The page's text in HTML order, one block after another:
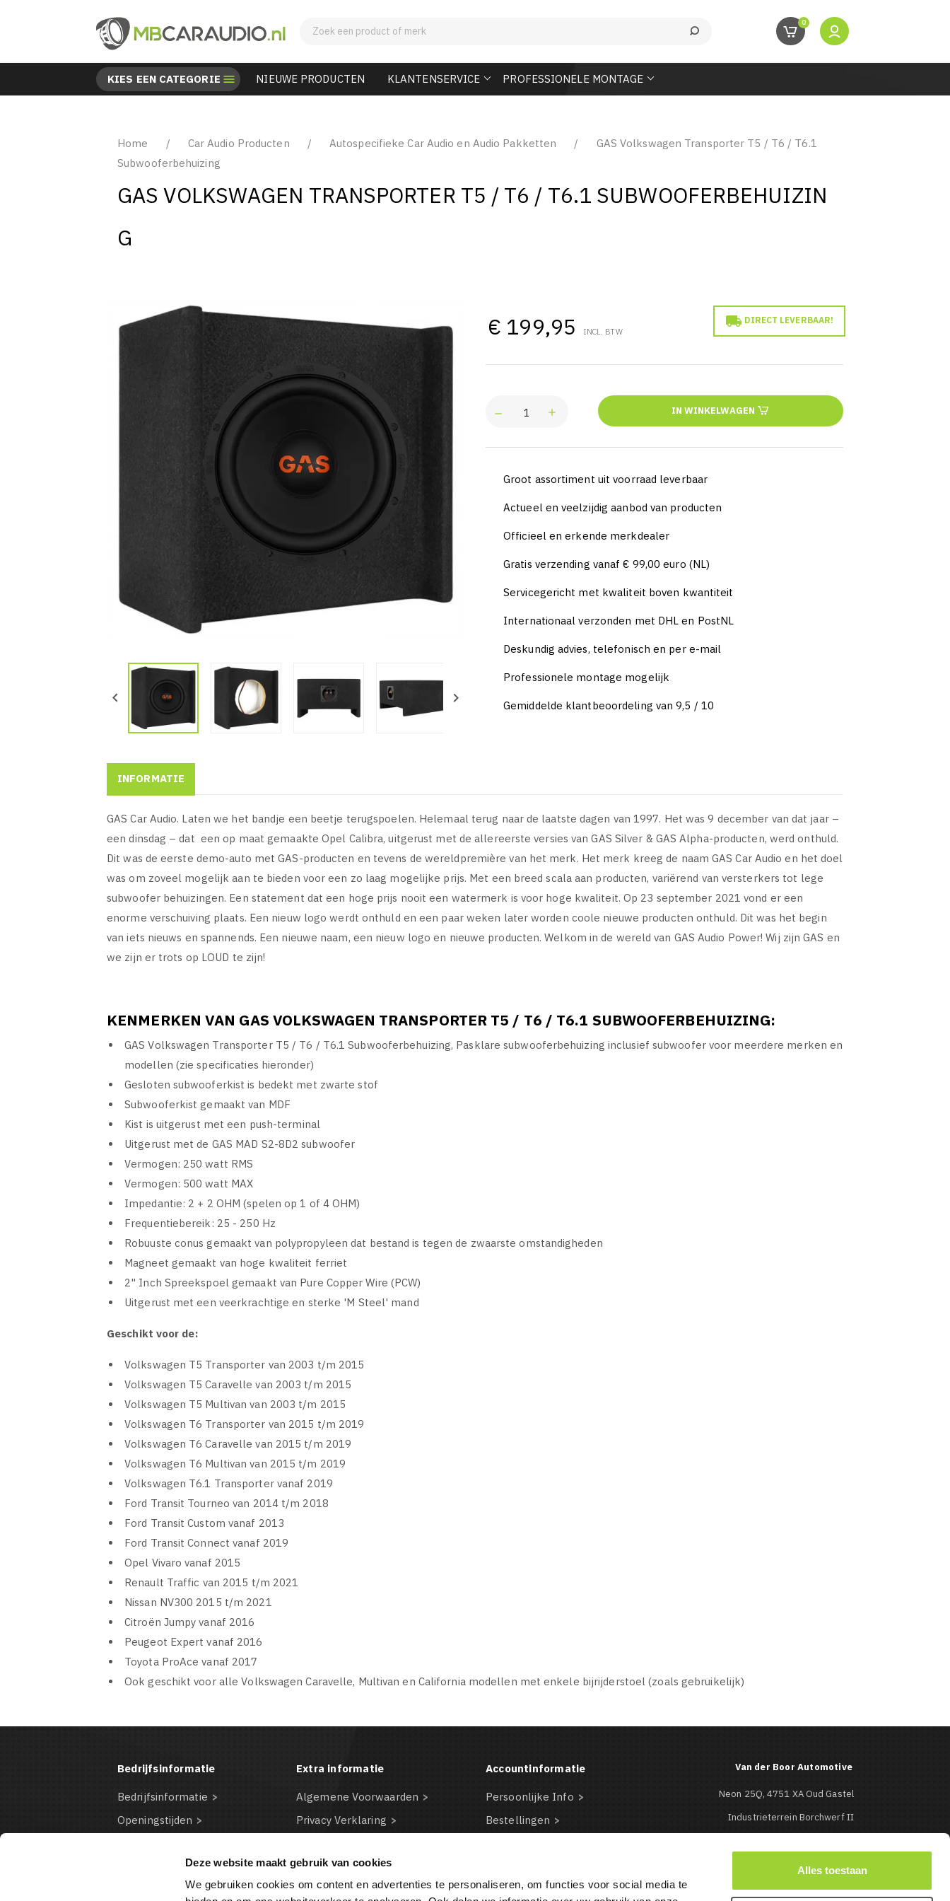
Deze website maakt gebruik van cookies
We gebruiken cookies om content en advertenties te personaliseren, om functies voor social media te
Alles toestaan
0
KIES EEN CATEGORIE  NIEUWE PRODUCTEN KLANTENSERVICE PROFESSIONELE MONTAGE
Home Car Audio Producten Autospecifieke Car Audio en Audio Pakketten
GAS Volkswagen Transporter T5 / T6 / T6.1
Subwooferbehuizing
GAS VOLKSWAGEN TRANSPORTER T5 / T6 / T6.1 SUBWOOFERBEHUIZIN
G
 
€ 199,95 INCL. BTW
 DIRECT LEVERBAAR!
IN WINKELWAGEN
Groot assortiment uit voorraad leverbaar
Actueel en veelzijdig aanbod van producten
Officieel en erkende merkdealer
Gratis verzending vanaf € 99,00 euro (NL)
Servicegericht met kwaliteit boven kwantiteit
Internationaal verzonden met DHL en PostNL
Deskundig advies, telefonisch en per e-mail
Professionele montage mogelijk
Gemiddelde klantbeoordeling van 9,5 / 10
INFORMATIE
GAS Car Audio. Laten we het bandje een beetje terugspoelen. Helemaal terug naar de laatste dagen van 1997. Het was 9 december van dat jaar –
een dinsdag – dat een op maat gemaakte Opel Calibra, uitgerust met de allereerste versies van GAS Silver & GAS Alpha-producten, werd onthuld.
Dit was de eerste demo-auto met GAS-producten en tevens de wereldpremière van het merk. Het merk kreeg de naam GAS Car Audio en het doel
was om zoveel mogelijk aan te bieden voor een zo laag mogelijke prijs. Met een breed scala aan producten, variërend van versterkers tot lege
subwoofer behuizingen. Een statement dat een hoge prijs nooit een watermerk is voor hoge kwaliteit. Op 23 september 2021 vond er een
enorme verschuiving plaats. Een nieuw logo werdt onthuld en een paar weken later worden coole nieuwe producten onthuld. Dit was het begin
van iets nieuws en spannends. Een nieuwe naam, een nieuw logo en nieuwe producten. Welkom in de wereld van GAS Audio Power! Wij zijn GAS en
we zijn er trots op LOUD te zijn!
KENMERKEN VAN GAS VOLKSWAGEN TRANSPORTER T5 / T6 / T6.1 SUBWOOFERBEHUIZING:
GAS Volkswagen Transporter T5 / T6 / T6.1 Subwooferbehuizing, Pasklare subwooferbehuizing inclusief subwoofer voor meerdere merken en
modellen (zie specificaties hieronder)
Gesloten subwooferkist is bedekt met zwarte stof
Subwooferkist gemaakt van MDF
Kist is uitgerust met een push-terminal
Uitgerust met de GAS MAD S2-8D2 subwoofer
Vermogen: 250 watt RMS
Vermogen: 500 watt MAX
Impedantie: 2 + 2 OHM (spelen op 1 of 4 OHM)
Frequentiebereik: 25 - 250 Hz
Robuuste conus gemaakt van polypropyleen dat bestand is tegen de zwaarste omstandigheden
Magneet gemaakt van hoge kwaliteit ferriet
2" Inch Spreekspoel gemaakt van Pure Copper Wire (PCW)
Uitgerust met een veerkrachtige en sterke 'M Steel' mand
Geschikt voor de:
Volkswagen T5 Transporter van 2003 t/m 2015
Volkswagen T5 Caravelle van 2003 t/m 2015
Volkswagen T5 Multivan van 2003 t/m 2015
Volkswagen T6 Transporter van 2015 t/m 2019
Volkswagen T6 Caravelle van 2015 t/m 2019
Volkswagen T6 Multivan van 2015 t/m 2019
Volkswagen T6.1 Transporter vanaf 2019
Ford Transit Tourneo van 2014 t/m 2018
Ford Transit Custom vanaf 2013
Ford Transit Connect vanaf 2019
Opel Vivaro vanaf 2015
Renault Traffic van 2015 t/m 2021
Nissan NV300 2015 t/m 2021
Citroën Jumpy vanaf 2016
Peugeot Expert vanaf 2016
Toyota ProAce vanaf 2017
Ook geschikt voor alle Volkswagen Caravelle, Multivan en California modellen met enkele bijrijderstoel (zoals gebruikelijk)
Bedrijfsinformatie
Bedrijfsinformatie
Openingstijden
Bestelinformatie
Betaalmogelijkheden
Extra informatie
Algemene Voorwaarden
Privacy Verklaring
Cookie beleid
VDBA
Accountinformatie
Persoonlijke Info
Bestellingen
Waardebonnen
Van der Boor Automotive
Neon 25Q, 4751 XA Oud Gastel
Industrieterrein Borchwerf II
0165-513427
 info@mbcaraudio.nl